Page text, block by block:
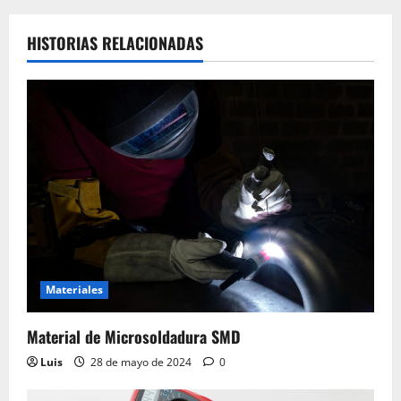
HISTORIAS RELACIONADAS
Materiales
Material de Microsoldadura SMD
Luis 28 de mayo de 2024 0